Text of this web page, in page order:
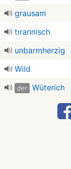
grausam
tırannisch
unbarmherzig
Wild
der Wüterich